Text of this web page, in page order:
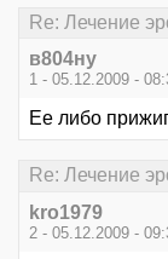
Re: Лечение
в804ну
1 - 05.12.2009 -
Ее либо
Re: Лечение
kro1979
2 - 05.12.2009 -